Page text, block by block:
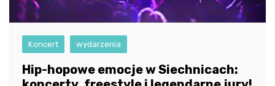
Koncert wydarzenia
Hip-hopowe emocje w Siechnicach: